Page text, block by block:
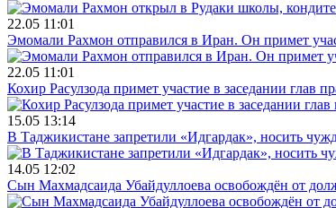
22.05 11:01
Эмомали Рахмон отправился в Иран. Он примет
22.05 11:01
Кохир Расулзода примет участие в заседании глав
15.05 13:14
В Таджикистане запретили «Идгардак», носить
14.05 12:02
Сын Махмадсаида Убайдуллоева освобождён от